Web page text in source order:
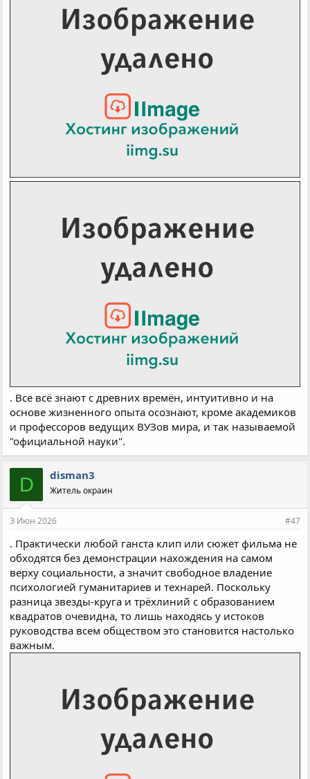
. Все всё знают с древних времён, интуитивно и на
основе жизненного опыта осознают, кроме академиков
и профессоров ведущих ВУЗов мира, и так называемой
"официальной науки".
D disman3
Житель окраин
3 Июн 2026 #47
. Практически любой ганста клип или сюжет фильма не
обходятся без демонстрации нахождения на самом
верху социальности, а значит свободное владение
психологией гуманитариев и технарей. Поскольку
разница звезды-круга и трёхлиний с образованием
квадратов очевидна, то лишь находясь у истоков
руководства всем обществом это становится настолько
важным.